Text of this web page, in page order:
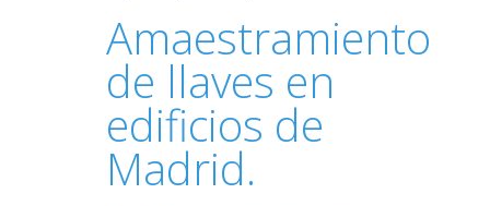
Amaestramiento
de llaves en
edificios de
Madrid.